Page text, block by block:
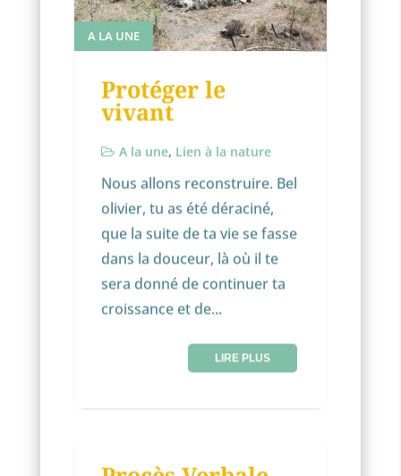
A LA UNE
Protéger le
vivant
A la une, Lien à la nature
Nous allons reconstruire. Bel
olivier, tu as été déraciné,
que la suite de ta vie se fasse
dans la douceur, là où il te
sera donné de continuer ta
croissance et de...
LIRE PLUS